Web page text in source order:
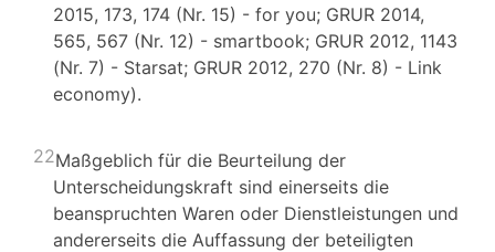
2015, 173, 174 (Nr. 15) - for you; GRUR 2014,
565, 567 (Nr. 12) - smartbook; GRUR 2012, 1143
(Nr. 7) - Starsat; GRUR 2012, 270 (Nr. 8) - Link
economy).
22Maßgeblich für die Beurteilung der
Unterscheidungskraft sind einerseits die
beanspruchten Waren oder Dienstleistungen und
andererseits die Auffassung der beteiligten